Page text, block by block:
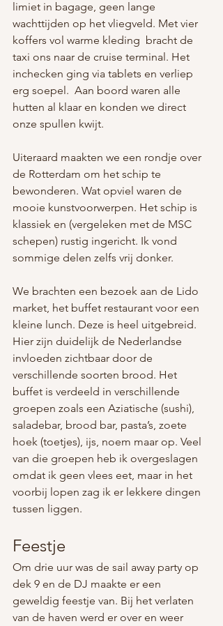
limiet in bagage, geen lange
wachttijden op het vliegveld. Met vier
koffers vol warme kleding  bracht de
taxi ons naar de cruise terminal. Het
inchecken ging via tablets en verliep
erg soepel.  Aan boord waren alle
hutten al klaar en konden we direct
onze spullen kwijt.
Uiteraard maakten we een rondje over
de Rotterdam om het schip te
bewonderen. Wat opviel waren de
mooie kunstvoorwerpen. Het schip is
klassiek en (vergeleken met de MSC
schepen) rustig ingericht. Ik vond
sommige delen zelfs vrij donker.
We brachten een bezoek aan de Lido
market, het buffet restaurant voor een
kleine lunch. Deze is heel uitgebreid.
Hier zijn duidelijk de Nederlandse
invloeden zichtbaar door de
verschillende soorten brood. Het
buffet is verdeeld in verschillende
groepen zoals een Aziatische (sushi),
saladebar, brood bar, pasta’s, zoete
hoek (toetjes), ijs, noem maar op. Veel
van die groepen heb ik overgeslagen
omdat ik geen vlees eet, maar in het
voorbij lopen zag ik er lekkere dingen
tussen liggen.
Feestje
Om drie uur was de sail away party op
dek 9 en de DJ maakte er een
geweldig feestje van. Bij het verlaten
van de haven werd er over en weer